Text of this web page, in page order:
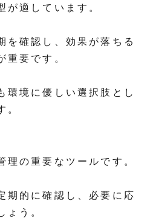
が適しています。
を確認し、効果が落ちる
重要です。
環境に優しい選択肢とし
。
理の重要なツールです。
期的に確認し、必要に応
ょう。